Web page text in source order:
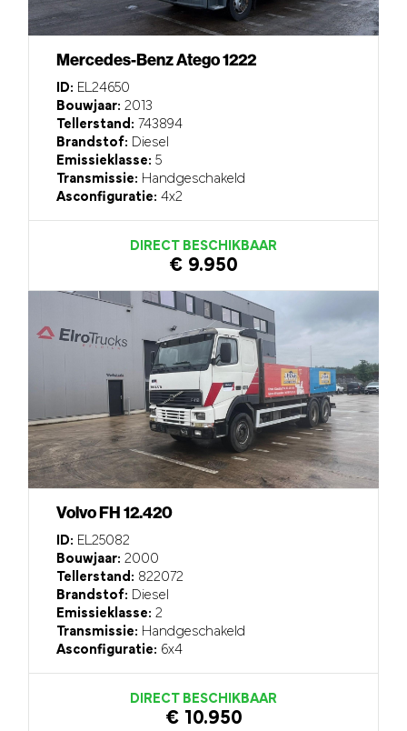
Mercedes-Benz Atego 1222
ID: EL24650
Bouwjaar: 2013
Tellerstand: 743894
Brandstof: Diesel
Emissieklasse: 5
Transmissie: Handgeschakeld
Asconfiguratie: 4x2
DIRECT BESCHIKBAAR
€ 9.950
Volvo FH 12.420
ID: EL25082
Bouwjaar: 2000
Tellerstand: 822072
Brandstof: Diesel
Emissieklasse: 2
Transmissie: Handgeschakeld
Asconfiguratie: 6x4
DIRECT BESCHIKBAAR
€ 10.950